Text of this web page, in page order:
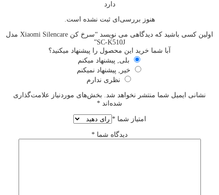
دارد
هنوز بررسی‌ای ثبت نشده است.
اولین کسی باشید که دیدگاهی می نویسد “سرخ کن Xiaomi Silencare مدل
SC-K510J”
آبا شما خرید این محصول را پیشنهاد میکنید؟
بلی, پیشنهاد میکنم
خیر, پیشنهاد نمیکنم
نظری ندارم
نشانی ایمیل شما منتشر نخواهد شد. بخش‌های موردنیاز علامت‌گذاری
شده‌اند *
امتیاز شما*
دیدگاه شما *